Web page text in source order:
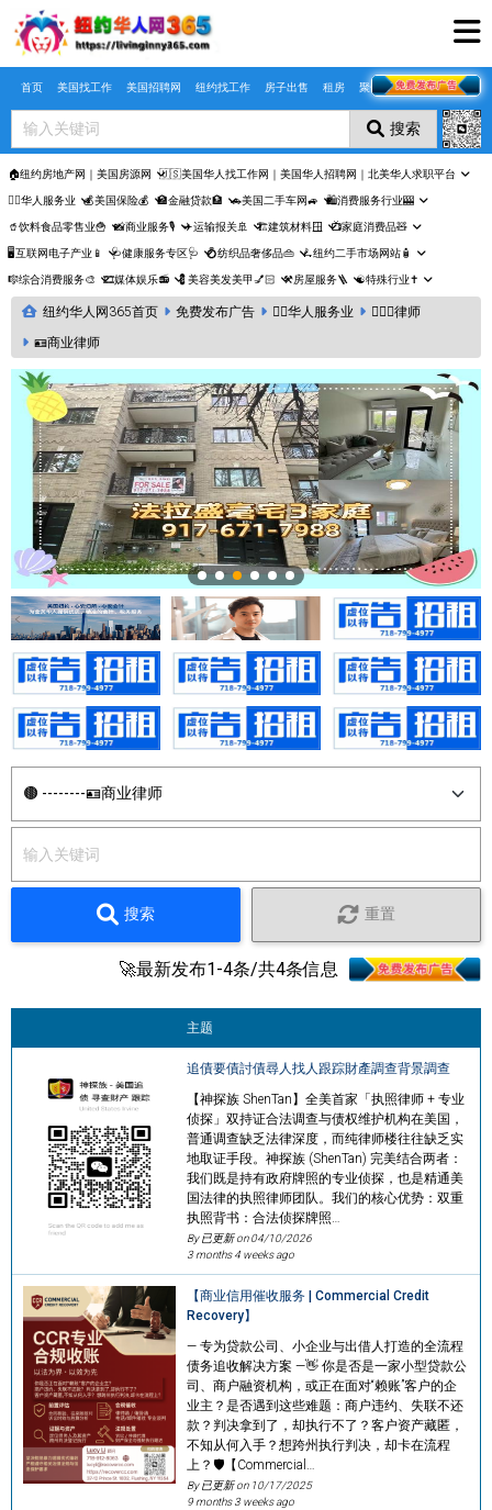
Skip to main content
首页 美国找工作 美国招聘网 纽约找工作 房子出售 租房 聚合页
搜索
🏠纽约房地产网｜美国房源网 🇺🇸美国华人找工作网｜美国华人招聘网｜北美华人求职平台
🤵‍♀️华人服务业 💰美国保险💰 🏦金融贷款🏦 🚗美国二手车网🚙 🛍️消费服务行业🎰
🥤饮料食品零售业🍟 📸商业服务🎙️ ✈️运输报关🚢 🏗️建筑材料🪟 📺家庭消费品🧸
🖥️互联网电子产业📱 🩺健康服务专区🩺 💍纺织品奢侈品👜 🛴纽约二手市场网站🧴
🎼综合消费服务🎨 🎞️媒体娱乐📻 💈美容美发美甲💅🏻 ⚒️房屋服务🪜 ☯️特殊行业✝️
纽约华人网365首页 免费发布广告 🤵‍♀️华人服务业
👨🏼‍⚖️律师
🪪商业律师
搜索 重置
🚀最新发布1-4条/共4条信息
主题
追債要債討債尋人找人跟踪財產調查背景調查
【神探族 ShenTan】全美首家「执照律师 + 专业
侦探」双持证合法调查与债权维护机构在美国，
普通调查缺乏法律深度，而纯律师楼往往缺乏实
地取证手段。神探族 (ShenTan) 完美结合两者：
我们既是持有政府牌照的专业侦探，也是精通美
国法律的执照律师团队。我们的核心优势：双重
执照背书：合法侦探牌照…
By 已更新 on04/10/2026
3 months 4 weeks ago
【商业信用催收服务 | Commercial Credit
Recovery】
— 专为贷款公司、小企业与出借人打造的全流程
债务追收解决方案 —👋 你是否是一家小型贷款公
司、商户融资机构，或正在面对“赖账”客户的企
业主？是否遇到这些难题：商户违约、失联不还
款？判决拿到了，却执行不了？客户资产藏匿，
不知从何入手？想跨州执行判决，却卡在流程
上？🛡️【Commercial…
By 已更新 on 10/17/2025
9 months 3 weeks ago